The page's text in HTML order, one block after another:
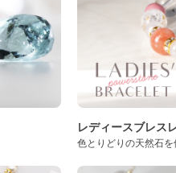
レディースブレス
色とりどりの天然石